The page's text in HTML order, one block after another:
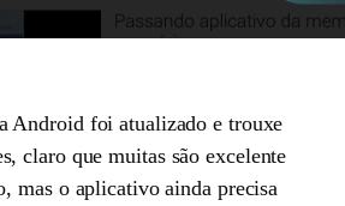
Android foi atualizado e trouxe
claro que muitas são excelente
mas o aplicativo ainda precisa